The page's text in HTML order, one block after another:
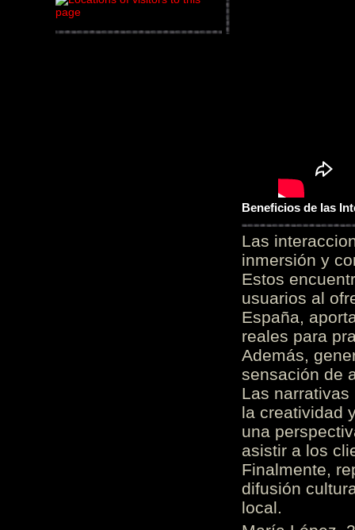
Beneficios de las
Las
inmersión y
Estos
usuarios al
España,
reales para
Además,
sensación de
Las
la creatividad
una
asistir a los
Finalmente,
difusión
local.